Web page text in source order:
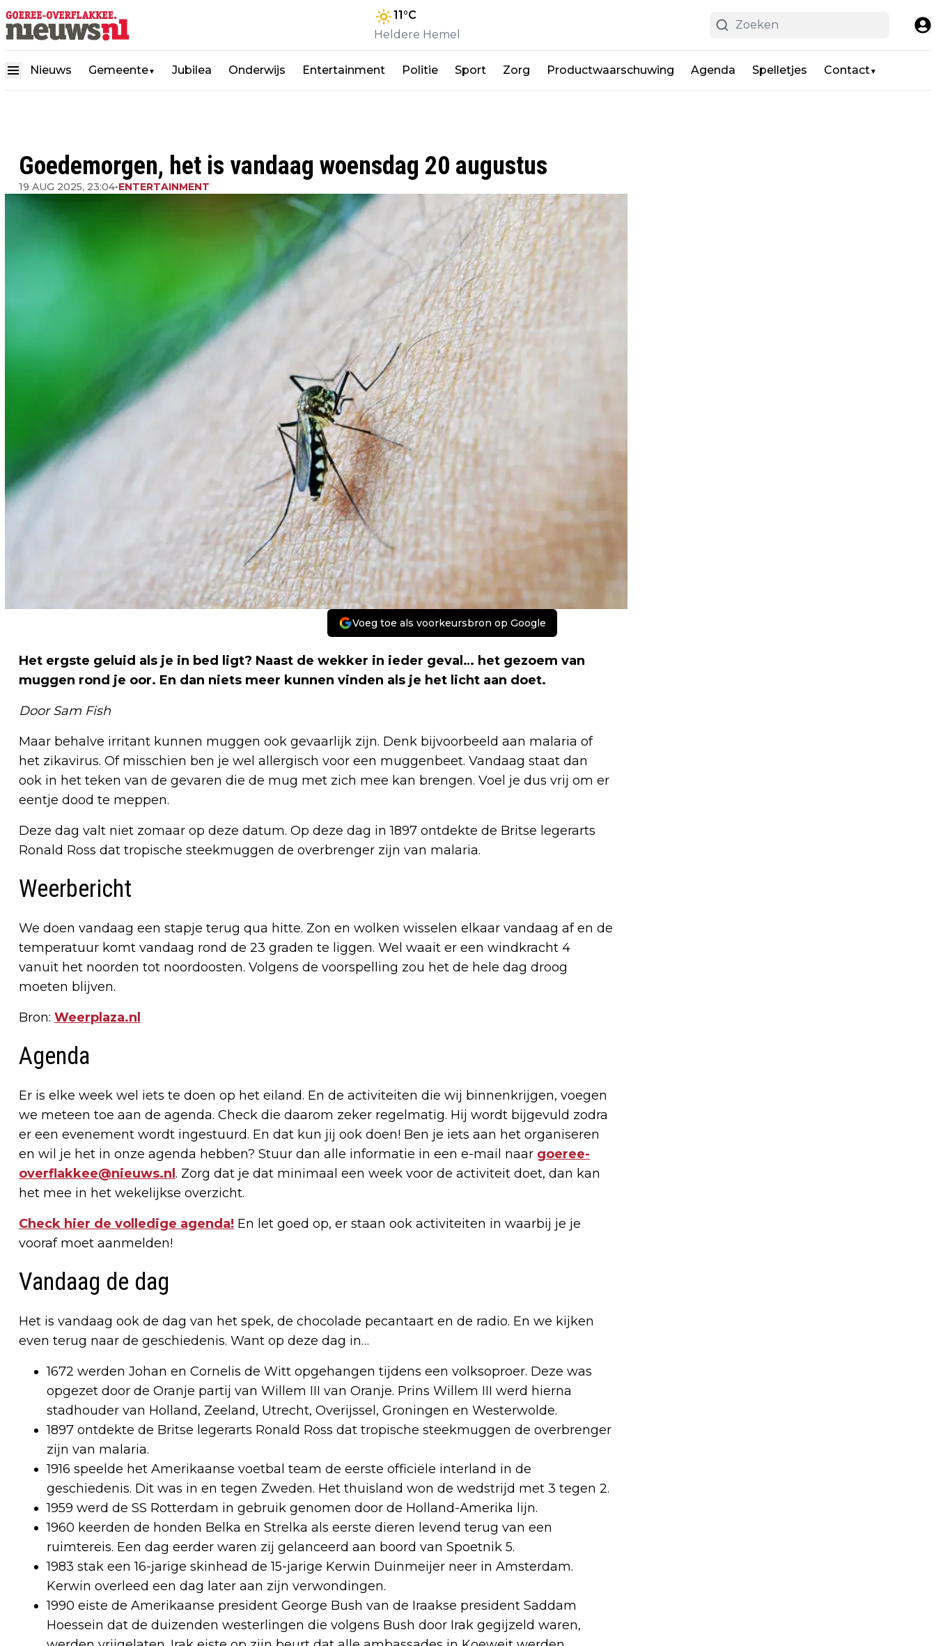
11°C
Heldere Hemel
Nieuws Gemeente▼ Jubilea Onderwijs Entertainment Politie Sport Zorg Productwaarschuwing Agenda Spelletjes Contact▼
Goedemorgen, het is vandaag woensdag 20 augustus
19 AUG 2025, 23:04•ENTERTAINMENT
Voeg toe als voorkeursbron op Google
Het ergste geluid als je in bed ligt? Naast de wekker in ieder geval… het gezoem van
muggen rond je oor. En dan niets meer kunnen vinden als je het licht aan doet.
Door Sam Fish
Maar behalve irritant kunnen muggen ook gevaarlijk zijn. Denk bijvoorbeeld aan malaria of
het zikavirus. Of misschien ben je wel allergisch voor een muggenbeet. Vandaag staat dan
ook in het teken van de gevaren die de mug met zich mee kan brengen. Voel je dus vrij om er
eentje dood te meppen.
Deze dag valt niet zomaar op deze datum. Op deze dag in 1897 ontdekte de Britse legerarts
Ronald Ross dat tropische steekmuggen de overbrenger zijn van malaria.
Weerbericht
We doen vandaag een stapje terug qua hitte. Zon en wolken wisselen elkaar vandaag af en de
temperatuur komt vandaag rond de 23 graden te liggen. Wel waait er een windkracht 4
vanuit het noorden tot noordoosten. Volgens de voorspelling zou het de hele dag droog
moeten blijven.
Bron: Weerplaza.nl
Agenda
Er is elke week wel iets te doen op het eiland. En de activiteiten die wij binnenkrijgen, voegen
we meteen toe aan de agenda. Check die daarom zeker regelmatig. Hij wordt bijgevuld zodra
er een evenement wordt ingestuurd. En dat kun jij ook doen! Ben je iets aan het organiseren
en wil je het in onze agenda hebben? Stuur dan alle informatie in een e-mail naar goeree-
overflakkee@nieuws.nl . Zorg dat je dat minimaal een week voor de activiteit doet, dan kan
het mee in het wekelijkse overzicht.
Check hier de volledige agenda! En let goed op, er staan ook activiteiten in waarbij je je
vooraf moet aanmelden!
Vandaag de dag
Het is vandaag ook de dag van het spek, de chocolade pecantaart en de radio. En we kijken
even terug naar de geschiedenis. Want op deze dag in…
1672 werden Johan en Cornelis de Witt opgehangen tijdens een volksoproer. Deze was
opgezet door de Oranje partij van Willem III van Oranje. Prins Willem III werd hierna
stadhouder van Holland, Zeeland, Utrecht, Overijssel, Groningen en Westerwolde.
1897 ontdekte de Britse legerarts Ronald Ross dat tropische steekmuggen de overbrenger
zijn van malaria.
1916 speelde het Amerikaanse voetbal team de eerste officiële interland in de
geschiedenis. Dit was in en tegen Zweden. Het thuisland won de wedstrijd met 3 tegen 2.
1959 werd de SS Rotterdam in gebruik genomen door de Holland-Amerika lijn.
1960 keerden de honden Belka en Strelka als eerste dieren levend terug van een
ruimtereis. Een dag eerder waren zij gelanceerd aan boord van Spoetnik 5.
1983 stak een 16-jarige skinhead de 15-jarige Kerwin Duinmeijer neer in Amsterdam.
Kerwin overleed een dag later aan zijn verwondingen.
1990 eiste de Amerikaanse president George Bush van de Iraakse president Saddam
Hoessein dat de duizenden westerlingen die volgens Bush door Irak gegijzeld waren,